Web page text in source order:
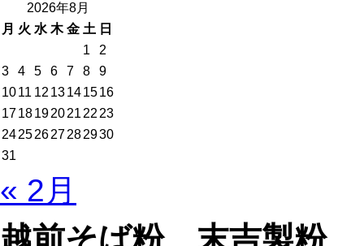
2026年8月
月 火 水 木 金 土 日
1
2
3
4 5 6 7 8
9
1011 12 13141516
1718192021 22 23
24252627282930
31
« 2月